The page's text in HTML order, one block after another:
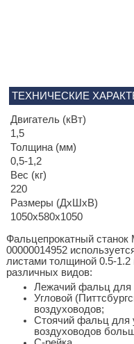
ТЕХНИЧЕСКИЕ
Двигатель (кВт)
1,5
Толщина (мм)
0,5-1,2
Вес (кг)
220
Размеры (ДхШхВ)
1050x580x1050
Фальцепрокатный
00000014952
листами толщиной 0.5-
различных видов:
Лежачий фальц для
Угловой
воздуховодов;
Стоячий фальц для
воздуховодов